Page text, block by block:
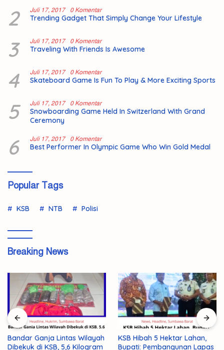
2 Juli 17, 2017 0 Komentar
Trending Gadget That Simply Change Your Lifestyle
3 Juli 17, 2017 0 Komentar
Traveling With Friends Is Awesome
4 Juli 17, 2017 0 Komentar
Skateboard Game Is Fun To Play & More Exciting Sports
5 Juli 17, 2017 0 Komentar
Snowboarding Game Held In Switzerland With Grand
Ceremony
6 Juli 17, 2017 0 Komentar
Best Performer In Olympic Game Who Win Gold Medal
Popular Tags
KSB NTB Polisi
Breaking News
KSB Hibah 5 Hektar Lahan,
Bupati: Pembangunan Lapas
AMMAN Perkuat Sinergi dan
Komunikasi Terbuka dengan